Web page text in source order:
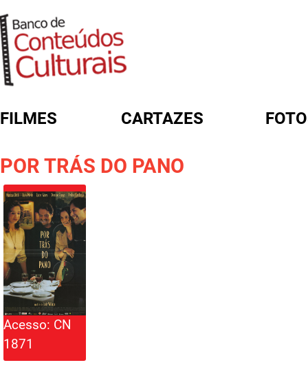
FILMES CARTAZES
POR TRÁS DO PANO
Acesso: CN
1871
FORMULÁRIO DE BUSCA